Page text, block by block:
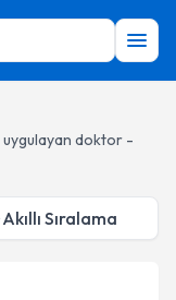
uygulayan doktor -
Akıllı Sıralama